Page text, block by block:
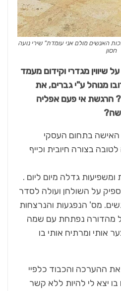
האנשים מולם אני עומדת" שירי נועה
חסון
שיווין מגדרי וקידום מעמד
מנוהל ע"י גברים, את
הרגשת אי פעם אפליה
בתחום העסקי
בצורה חיובית וכייף
גדלה מיום ליום .
על השולחן ועולה לסדר
מס' הנפגעות והנרצחות
מהדורה נפתחת עם שמה
אותי ומרתיח אותי בו
את ההערכה והכבוד כלפיי
יצא לי להיות ללא קשר